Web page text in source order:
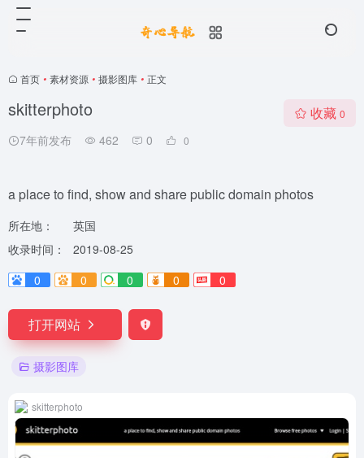
首页 • 素材资源 • 摄影图库 • 正文
skitterphoto
7年前发布 462 0 0
收藏 0
a place to find, show and share public domain photos
所在地：
英国
收录时间：
2019-08-25
0
0 0 0 0
打开网站
摄影图库
skitterphoto